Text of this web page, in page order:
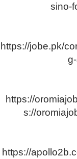
sino-
https://jobe.pk/
https://
s://
https://